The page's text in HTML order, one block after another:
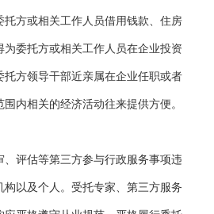
方或相关工作人员借用钱款、住房
委托方或相关工作人员在企业投资
托方领导干部近亲属在企业任职或者
内相关的经济活动往来提供方便。
、评估等第三方参与行政服务事项违
以及个人。受托专家、第三方服务